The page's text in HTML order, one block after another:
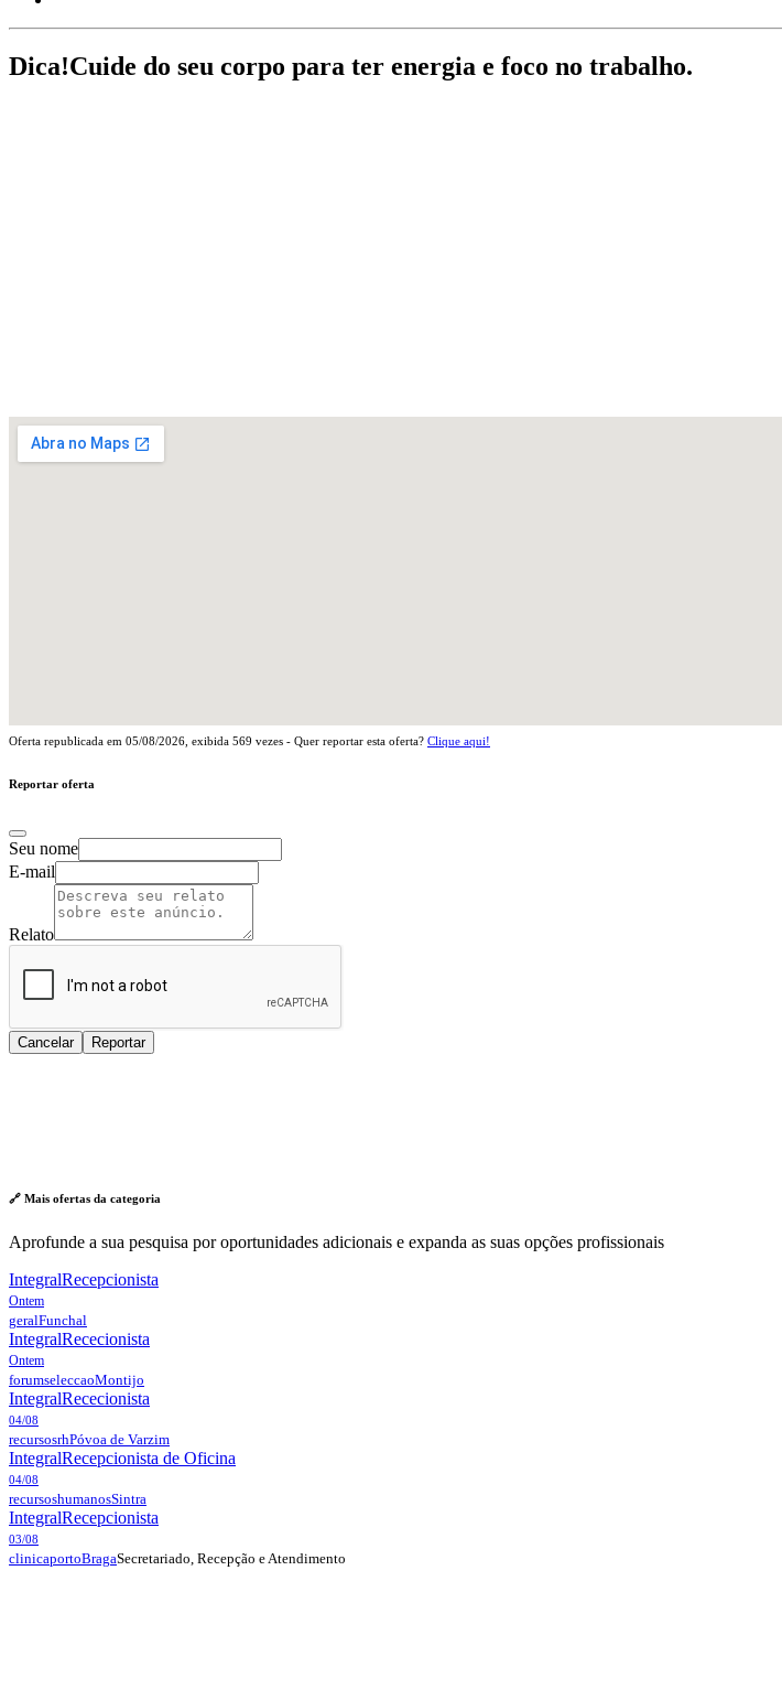
Dica!Cuide do seu corpo para ter energia e foco no trabalho.
Oferta republicada em 05/08/2026 , exibida 569 vezes - Quer reportar esta oferta? Clique aqui!
Reportar oferta
Seu nome
E-mail
Relato
Cancelar Reportar
🔗 Mais ofertas da categoria
Aprofunde a sua pesquisa por oportunidades adicionais e expanda as suas opções profissionais
IntegralRecepcionista
Ontem
geralFunchal
IntegralRececionista
Ontem
forumseleccaoMontijo
IntegralRececionista
04/08
recursosrhPóvoa de Varzim
IntegralRecepcionista de Oficina
04/08
recursoshumanosSintra
IntegralRecepcionista
03/08
clinicaportoBragaSecretariado, Recepção e Atendimento